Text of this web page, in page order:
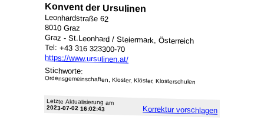
Konvent der Ursulinen
Leonhardstraße 62
8010 Graz
Graz - St.Leonhard / Steiermark, Österreich
Tel: +43 316 323300-70
https://www.ursulinen.at/
Stichworte:
Ordensgemeinschaften, Kloster, Klöster, Klosterschulen
Letzte Aktu­alisie­rung am
2023-07-02 16:02:43 Korrektur vor­schlagen